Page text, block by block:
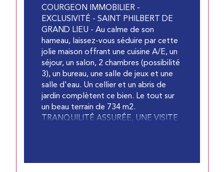
COURGEON IMMOBILIER -
EXCLUSIVITÉ - SAINT PHILBERT DE
GRAND LIEU - Au calme de son
hameau, laissez-vous séduire par cette
jolie maison offrant une cuisine A/E, un
séjour, un salon, 2 chambres (possibilité
3), un bureau, une salle de jeux et une
salle d'eau. Un cellier et un abris de
jardin complètent ce bien. Le tout sur
un beau terrain de 734 m2.
TRANQUILITÉ ASSURÉE, UNE VISITE